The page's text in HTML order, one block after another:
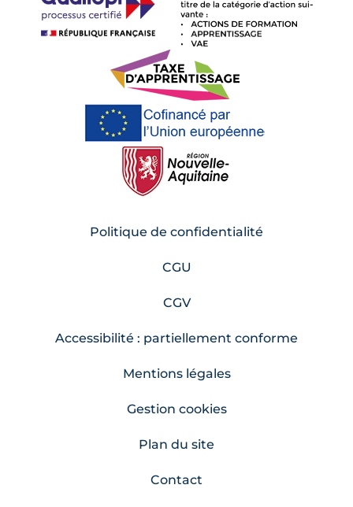
Politique de confidentialité
CGU
CGV
Accessibilité : partiellement conforme
Mentions légales
Gestion cookies
Plan du site
Contact